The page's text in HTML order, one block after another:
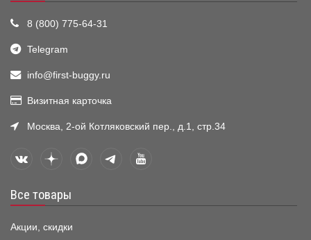
8 (800) 775-64-31
Telegram
info@first-buggy.ru
Визитная карточка
Москва, 2-ой Котляковский пер., д.1, стр.34
Все товары
Акции, скидки